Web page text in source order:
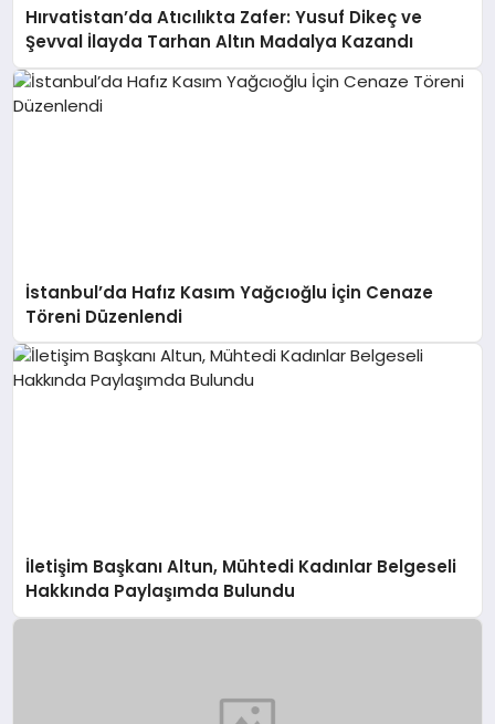
Hırvatistan’da Atıcılıkta Zafer: Yusuf Dikeç ve
Şevval İlayda Tarhan Altın Madalya Kazandı
İstanbul’da Hafız Kasım Yağcıoğlu İçin Cenaze
Töreni Düzenlendi
İletişim Başkanı Altun, Mühtedi Kadınlar Belgeseli
Hakkında Paylaşımda Bulundu